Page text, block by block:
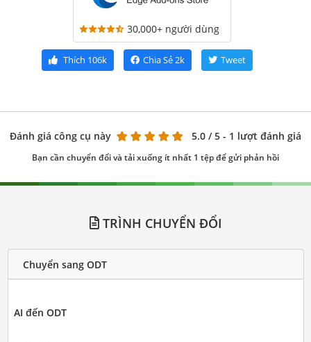
30,000+ người dùng
Thích 106k Chia Sẻ2k Tweet
Đánh giá công cụ này 5.0 / 5 - 1 lượt đánh giá
Bạn cần chuyển đổi và tải xuống ít nhất 1 tệp để gửi phản hồi
TRÌNH CHUYỂN ĐỔI
Chuyển sang ODT
AI đến ODT